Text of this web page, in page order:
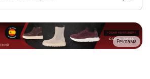
Реклама